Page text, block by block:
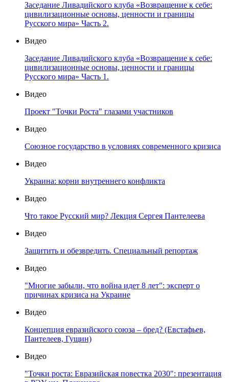
Заседание Ливадийского клуба «Возвращение к себе:
цивилизационные основы, ценности и границы
Русского мира» Часть 2.
Видео
Заседание Ливадийского клуба «Возвращение к себе:
цивилизационные основы, ценности и границы
Русского мира» Часть 1.
Видео
Проект "Точки Роста" глазами участников
Видео
Союзное государство в условиях современного кризиса
Видео
Украина: корни внутреннего конфликта
Видео
Что такое Русский мир? Лекция Сергея Пантелеева
Видео
Защитить и обезвредить. Специальный репортаж
Видео
"Многие забыли, что война идет 8 лет": эксперт о
причинах кризиса на Украине
Видео
Концепция евразийского союза – бред? (Евстафьев,
Пантелеев, Гущин)
Видео
"Точки роста: Евразийская повестка 2030": презентация